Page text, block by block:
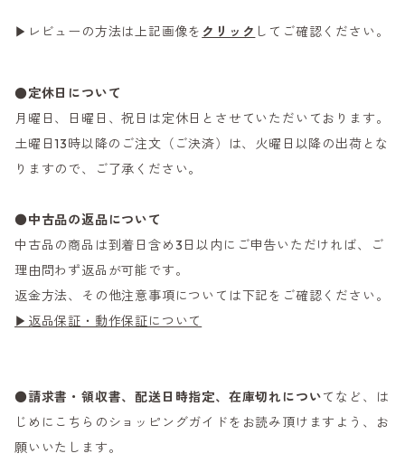
▶レビューの方法は上記画像を クリック してご確認ください。
●定休日について
月曜日、日曜日、祝日は定休日とさせていただいております。
土曜日13時以降のご注文（ご決済）は、火曜日以降の出荷とな
りますので、ご了承ください。
●中古品の返品について
中古品の商品は到着日含め3日以内にご申告いただければ、ご
理由問わず返品が可能です。
返金方法、その他注意事項については下記をご確認ください。
▶返品保証・動作保証について
●請求書・領収書、配送日時指定、在庫切れについてなど、は
じめにこちらのショッピングガイドをお読み頂けますよう、お
願いいたします。